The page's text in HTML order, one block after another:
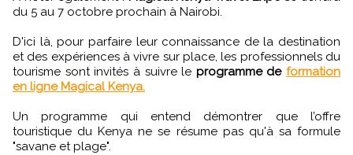
du 5 au 7 octobre prochain à Nairobi.
D'ici là, pour parfaire leur connaissance de la destination
et des expériences à vivre sur place, les professionnels du
tourisme sont invités à suivre le programme de formation
en ligne Magical Kenya.
Un programme qui entend démontrer que l’offre
touristique du Kenya ne se résume pas qu'à sa formule
"savane et plage".